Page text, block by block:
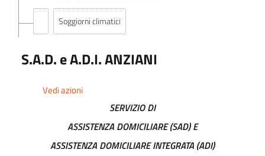
Soggiorni climatici
Carta dei servizi e standard di qualità
Class action
Servizi in rete
S.A.D. e A.D.I. ANZIANI
Vedi azioni
SERVIZIO DI
ASSISTENZA DOMICILIARE (SAD) E
ASSISTENZA DOMICILIARE INTEGRATA (ADI)